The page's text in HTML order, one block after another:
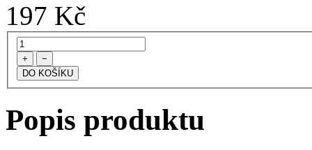
197 Kč
+ −
Popis produktu